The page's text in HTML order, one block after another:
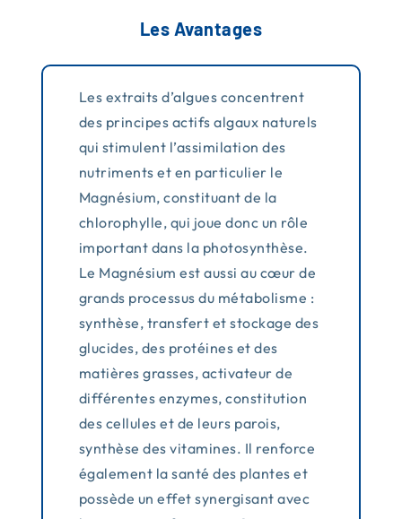
Les Avantages
Les extraits d’algues concentrent
des principes actifs algaux naturels
qui stimulent l’assimilation des
nutriments et en particulier le
Magnésium, constituant de la
chlorophylle, qui joue donc un rôle
important dans la photosynthèse.
Le Magnésium est aussi au cœur de
grands processus du métabolisme :
synthèse, transfert et stockage des
glucides, des protéines et des
matières grasses, activateur de
différentes enzymes, constitution
des cellules et de leurs parois,
synthèse des vitamines. Il renforce
également la santé des plantes et
possède un effet synergisant avec